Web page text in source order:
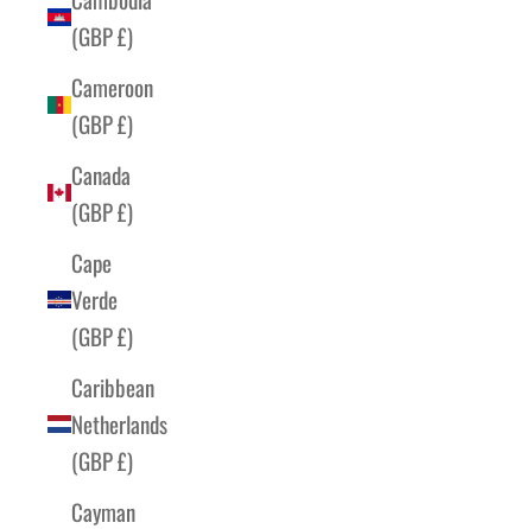
(GBP £)
Cameroon
(GBP £)
Canada
(GBP £)
Cape
Verde
(GBP £)
Caribbean
Netherlands
(GBP £)
Cayman